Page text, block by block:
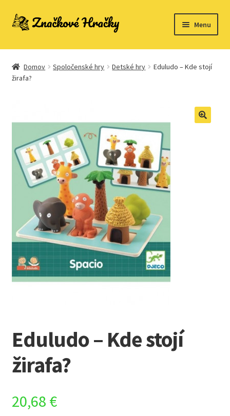
Preskočiť
Preskočiť
Menu
Domovská stránka
Kontakt
Domov Spoločenské hry Detské hry
Eduludo – Kde stojí
žirafa?
Eduludo – Kde stojí
žirafa?
20,68 €